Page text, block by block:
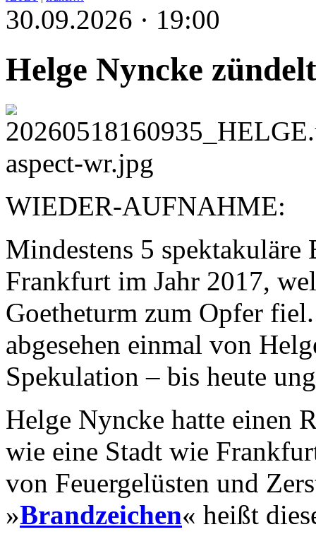
30.09.2026 · 19:00
Helge Nyncke
WIEDER-AUFNAHME:
Mindestens 5 spektakuläre
Frankfurt im Jahr 2017,
Goetheturm zum Opfer
abgesehen einmal von
Spekulation – bis heute
Helge Nyncke hatte einen
wie eine Stadt wie
von Feuergelüsten und
»Brandzeichen« heißt